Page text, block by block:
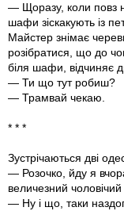
— Щоразу, коли повз
шафи зіскакують iз
Майстер знімає
розібратися, що до
бiля шафи, відчиняє
— Ти що тут робиш?
— Трамвай чекаю.
* * *
Зустрічаються дві
— Розочко, йду я
величезний чоловічий
— Ну і що, таки